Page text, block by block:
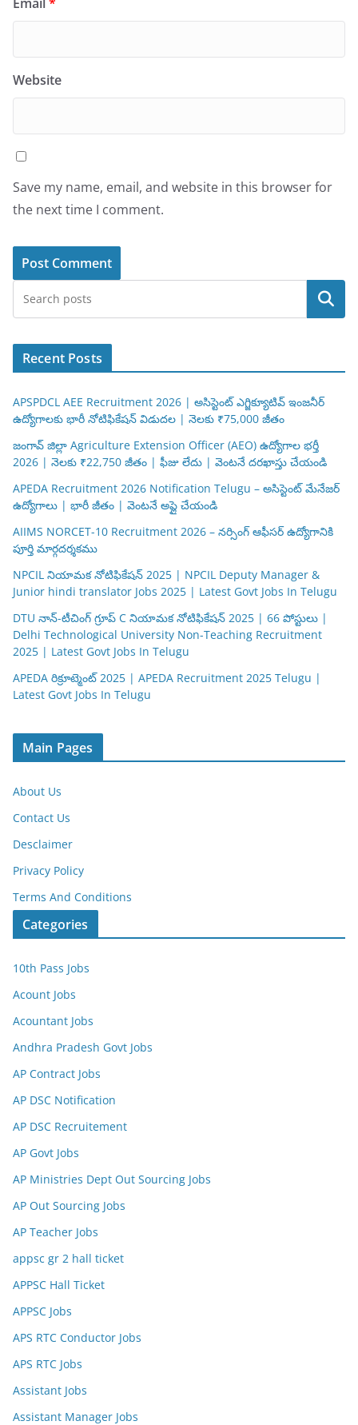
Website
Save my name, email, and website in this browser for
the next time I comment.
Search
Recent Posts
APSPDCL AEE Recruitment 2026 | అసిస్టెంట్ ఎగ్జిక్యూటివ్ ఇంజనీర్
ఉద్యోగాలకు భారీ నోటిఫికేషన్ విడుదల | నెలకు ₹75,000 జీతం
జంగావ్ జిల్లా Agriculture Extension Officer (AEO) ఉద్యోగాల భర్తీ
2026 | నెలకు ₹22,750 జీతం | ఫీజు లేదు | వెంటనే దరఖాస్తు చేయండి
APEDA Recruitment 2026 Notification Telugu – అసిస్టెంట్ మేనేజర్
ఉద్యోగాలు | భారీ జీతం | వెంటనే అప్లై చేయండి
AIIMS NORCET-10 Recruitment 2026 – నర్సింగ్ ఆఫీసర్ ఉద్యోగానికి
పూర్తి మార్గదర్శకము
NPCIL నియామక నోటిఫికేషన్ 2025 | NPCIL Deputy Manager &
Junior hindi translator Jobs 2025 | Latest Govt Jobs In Telugu
DTU నాన్-టీచింగ్ గ్రూప్ C నియామక నోటిఫికేషన్ 2025 | 66 పోస్టులు |
Delhi Technological University Non-Teaching Recruitment
2025 | Latest Govt Jobs In Telugu
APEDA రిక్రూట్మెంట్ 2025 | APEDA Recruitment 2025 Telugu |
Latest Govt Jobs In Telugu
Main Pages
About Us
Contact Us
Desclaimer
Privacy Policy
Terms And Conditions
Categories
10th Pass Jobs
Acount Jobs
Acountant Jobs
Andhra Pradesh Govt Jobs
AP Contract Jobs
AP DSC Notification
AP DSC Recruitement
AP Govt Jobs
AP Ministries Dept Out Sourcing Jobs
AP Out Sourcing Jobs
AP Teacher Jobs
appsc gr 2 hall ticket
APPSC Hall Ticket
APPSC Jobs
APS RTC Conductor Jobs
APS RTC Jobs
Assistant Jobs
Assistant Manager Jobs